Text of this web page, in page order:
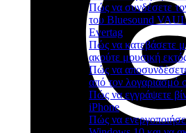
Πώς να συνδέσετε
του Bluesound
Evertag
Πώς να κατεβάσετε
ακούτε μουσική
Πώς να
από τον λογαριασμό
Πώς να εγγράψετε
iPhone
Πώς να